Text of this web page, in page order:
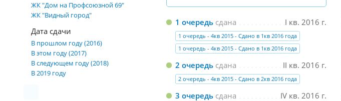
ЖК "Дом на Профсоюзной 69"
ЖК "Видный город"
Дата сдачи
В прошлом году (2016)
В этом году (2017)
В следующем году (2018)
В 2019 году
I кв. 2016 г.
1 очередь сдана
1 очередь - 4кв 2015 - Сдано в 1кв 2016 года
1 очередь - 4кв 2015 - Сдано в 1кв 2016 года
II кв. 2016 г.
2 очередь сдана
2 очередь - 4кв 2015 - Сдано в 2кв 2016 года
IV кв. 2016 г.
3 очередь сдана